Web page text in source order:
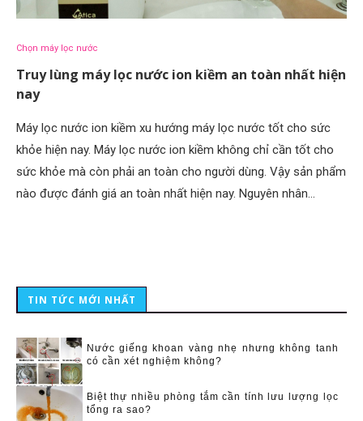
Chọn máy lọc nước
Truy lùng máy lọc nước ion kiềm an toàn nhất hiện
nay
Máy lọc nước ion kiềm xu hướng máy lọc nước tốt cho sức
khỏe hiện nay. Máy lọc nước ion kiềm không chỉ cần tốt cho
sức khỏe mà còn phải an toàn cho người dùng. Vậy sản phẩm
nào được đánh giá an toàn nhất hiện nay. Nguyên nhân…
TIN TỨC MỚI NHẤT
Nước giếng khoan vàng nhẹ nhưng không tanh
có cần xét nghiệm không?
Biệt thự nhiều phòng tắm cần tính lưu lượng lọc
tổng ra sao?